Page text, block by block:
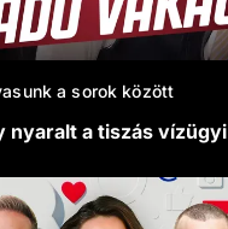
a sorok között
nyaralt a tiszás vízügyi